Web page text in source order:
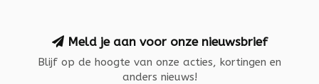
Meld je aan voor onze nieuwsbrief
Blijf op de hoogte van onze acties, kortingen en
anders nieuws!